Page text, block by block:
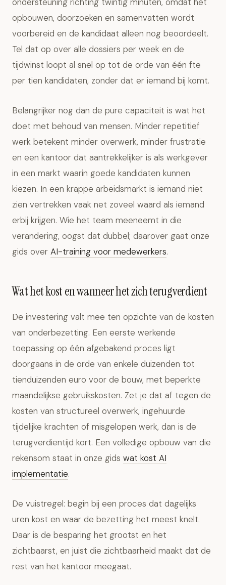
opbouwen, doorzoeken en samenvatten wordt
voorbereid en de kandidaat alleen nog beoordeelt.
Tel dat op over alle dossiers per week en de
tijdwinst loopt al snel op tot de orde van één fte
per tien kandidaten, zonder dat er iemand bij komt.
Belangrijker nog dan de pure capaciteit is wat het
doet met behoud van mensen. Minder repetitief
werk betekent minder overwerk, minder frustratie
en een kantoor dat aantrekkelijker is als werkgever
in een markt waarin goede kandidaten kunnen
kiezen. In een krappe arbeidsmarkt is iemand niet
zien vertrekken vaak net zoveel waard als iemand
erbij krijgen. Wie het team meeneemt in die
verandering, oogst dat dubbel; daarover gaat onze
gids over AI-training voor medewerkers.
Wat het kost en wanneer het zich terugverdient
De investering valt mee ten opzichte van de kosten
van onderbezetting. Een eerste werkende
toepassing op één afgebakend proces ligt
doorgaans in de orde van enkele duizenden tot
tienduizenden euro voor de bouw, met beperkte
maandelijkse gebruikskosten. Zet je dat af tegen de
kosten van structureel overwerk, ingehuurde
tijdelijke krachten of misgelopen werk, dan is de
terugverdientijd kort. Een volledige opbouw van die
rekensom staat in onze gids wat kost AI
implementatie.
De vuistregel: begin bij een proces dat dagelijks
uren kost en waar de bezetting het meest knelt.
Daar is de besparing het grootst en het
zichtbaarst, en juist die zichtbaarheid maakt dat de
rest van het kantoor meegaat.